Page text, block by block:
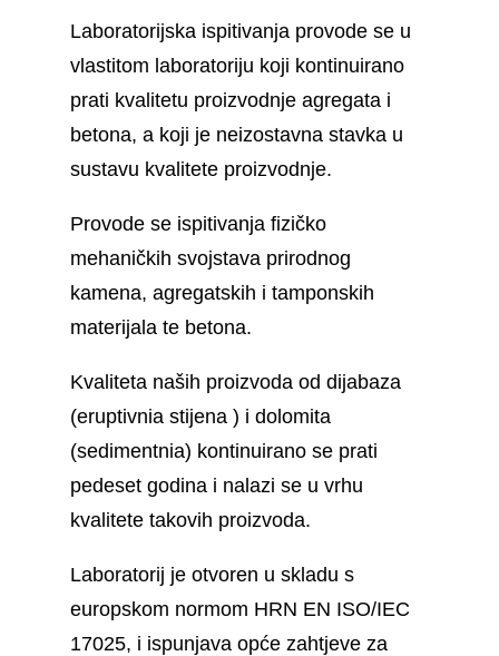
Laboratorijska ispitivanja provode se u
vlastitom laboratoriju koji kontinuirano
prati kvalitetu proizvodnje agregata i
betona, a koji je neizostavna stavka u
sustavu kvalitete proizvodnje.
Provode se ispitivanja fizičko
mehaničkih svojstava prirodnog
kamena, agregatskih i tamponskih
materijala te betona.
Kvaliteta naših proizvoda od dijabaza
(eruptivnia stijena ) i dolomita
(sedimentnia) kontinuirano se prati
pedeset godina i nalazi se u vrhu
kvalitete takovih proizvoda.
Laboratorij je otvoren u skladu s
europskom normom HRN EN ISO/IEC
17025, i ispunjava opće zahtjeve za